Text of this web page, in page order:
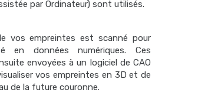
par Ordinateur) sont utilisés.
vos empreintes est scanné pour
en données numériques. Ces
envoyées à un logiciel de CAO
vos empreintes en 3D et de
de la future couronne.